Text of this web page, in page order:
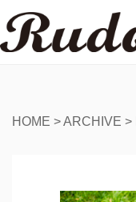
HOME >ARCHIVE >